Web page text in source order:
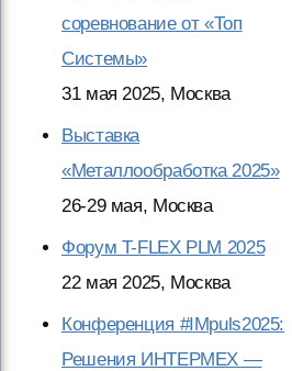
соревнование от «Топ
Системы»
31 мая 2025, Москва
Выставка
«Металлообработка 2025»
26-29 мая, Москва
Форум T-FLEX PLM 2025
22 мая 2025, Москва
Конференция #IMpuls2025:
Решения ИНТЕРМЕХ —